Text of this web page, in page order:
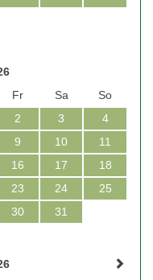
Fr Sa
So
2 3
4
9 10
11
16 17
18
23 24
25
30 31